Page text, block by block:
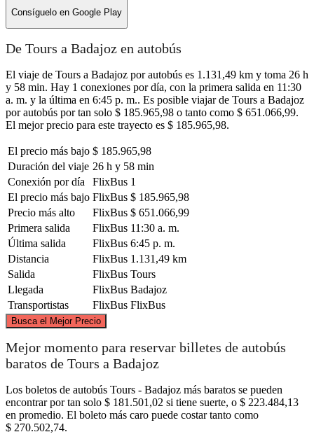
Consíguelo en Google Play
De Tours a Badajoz en autobús
El viaje de Tours a Badajoz por autobús es 1.131,49 km y toma 26 h
y 58 min. Hay 1 conexiones por día, con la primera salida en 11:30
a. m. y la última en 6:45 p. m.. Es posible viajar de Tours a Badajoz
por autobús por tan solo $ 185.965,98 o tanto como $ 651.066,99.
El mejor precio para este trayecto es $ 185.965,98.
El precio más bajo $ 185.965,98
Duración del viaje 26 h y 58 min
Conexión por día
FlixBus 1
El precio más bajo FlixBus $ 185.965,98
Precio más alto
FlixBus $ 651.066,99
Primera salida
FlixBus 11:30 a. m.
Última salida
FlixBus 6:45 p. m.
Distancia
FlixBus 1.131,49 km
Salida
FlixBus Tours
Llegada
FlixBus Badajoz
Transportistas
FlixBus FlixBus
Busca el Mejor Precio
©
Mejor momento para reservar billetes de autobús
baratos de Tours a Badajoz
Los boletos de autobús Tours - Badajoz más baratos se pueden
encontrar por tan solo $ 181.501,02 si tiene suerte, o $ 223.484,13
en promedio. El boleto más caro puede costar tanto como
$ 270.502,74.